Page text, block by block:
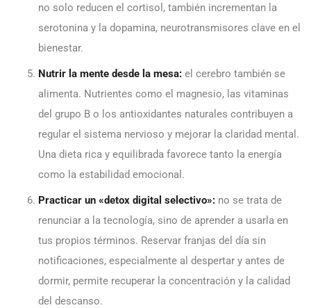
no solo reducen el cortisol, también incrementan la
serotonina y la dopamina, neurotransmisores clave en el
bienestar.
Nutrir la mente desde la mesa: el cerebro también se
alimenta. Nutrientes como el magnesio, las vitaminas
del grupo B o los antioxidantes naturales contribuyen a
regular el sistema nervioso y mejorar la claridad mental.
Una dieta rica y equilibrada favorece tanto la energía
como la estabilidad emocional.
Practicar un «detox digital selectivo»: no se trata de
renunciar a la tecnología, sino de aprender a usarla en
tus propios términos. Reservar franjas del día sin
notificaciones, especialmente al despertar y antes de
dormir, permite recuperar la concentración y la calidad
del descanso.